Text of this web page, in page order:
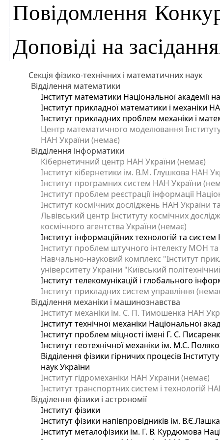
Повідомлення
Доповіді на
Секція фізико-технічних і математичних наук
Відділення математики
Інститут математики Національної академії
Інститут прикладної математики і механіки
Інститут прикладних проблем механіки і
Центр математичного моделювання
НАН України (немає)
Відділення інформатики
Кібернетичний центр НАН України (немає)
Інститут кібернетики ім. В.М. Глушкова НАН
Інститут програмних систем НАН України
Інститут проблем реєстрації інформації
Інститут космічних досліджень НАН України
Львівський центр Інституту космічних
космічного агентства України (немає)
Інститут інформаційних технологій та
Інститут проблем штучного інтелекту МОН
Навчально-науковий комплекс "Інститут
університету України "Київський
Інститут телекомунікацій і глобального
Інститут прикладних систем управління
Відділення механіки і машинознавства
Інститут механіки ім. С. П. Тимошенка НАН
Інститут технічної механіки Національної
Інститут проблем міцності імені Г. С.
Інститут геотехнічної механіки ім. М.С.
Відділення фізики гірничих процесів
наук України
Інститут гідромеханіки НАН України (немає)
Інститут транспортних систем і технологій
Відділення фізики і астрономії
Інститут фізики
Інститут фізики напівпровідників ім.
Інститут металофізики ім. Г. В. Курдюмова